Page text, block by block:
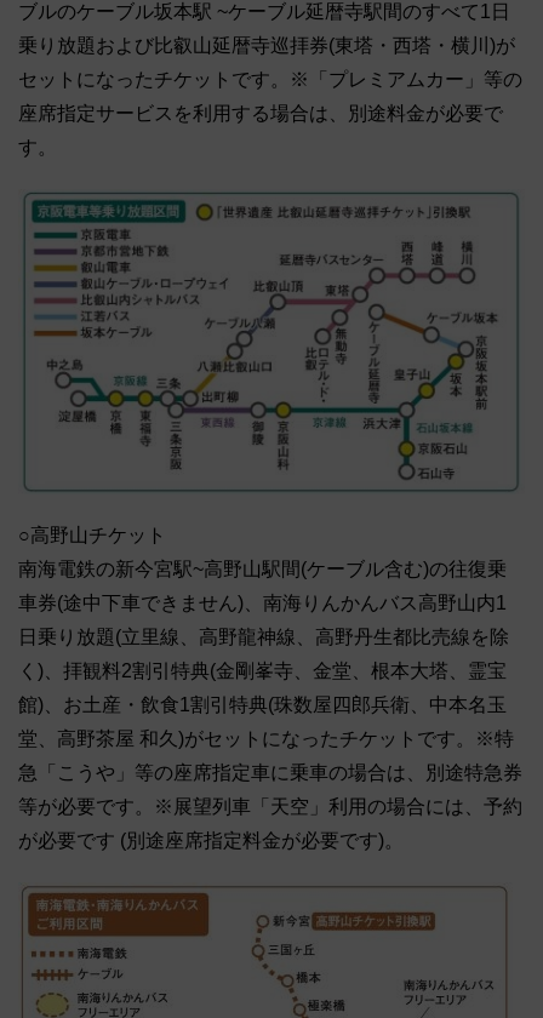
ブルのケーブル坂本駅 ~ケーブル延暦寺駅間のすべて1日
乗り放題および比叡山延暦寺巡拝券(東塔・西塔・横川)が
セットになったチケットです。※「プレミアムカー」等の
座席指定サービスを利用する場合は、別途料金が必要で
す。
○高野山チケット
南海電鉄の新今宮駅~高野山駅間(ケーブル含む)の往復乗
車券(途中下車できません)、南海りんかんバス高野山内1
日乗り放題(立里線、高野龍神線、高野丹生都比売線を除
く)、拝観料2割引特典(金剛峯寺、金堂、根本大塔、霊宝
館)、お土産・飲食1割引特典(珠数屋四郎兵衛、中本名玉
堂、高野茶屋 和久)がセットになったチケットです。※特
急「こうや」等の座席指定車に乗車の場合は、別途特急券
等が必要です。※展望列車「天空」利用の場合には、予約
が必要です (別途座席指定料金が必要です)。